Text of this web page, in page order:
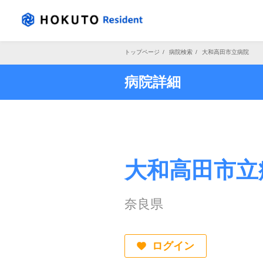
トップページ / 病院検索 / 大和高田市立病院
病院詳細
大和高田市
奈良県
ログイン